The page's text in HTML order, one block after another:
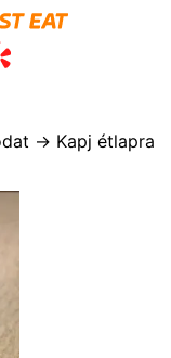
→ Kapj étlapra